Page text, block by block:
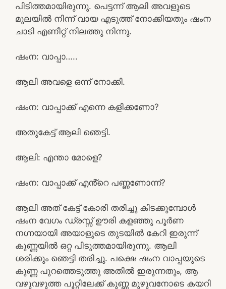
പിടിത്തമായിരുന്നു. പെട്ടന്ന് ആലി അവളുടെ
മുലയിൽ നിന്ന് വായ എടുത്ത് നോക്കിയതും ഷംന
ചാടി എണീറ്റ് നിലത്തു നിന്നു.
ഷംന: വാപ്പാ…..
ആലി അവളെ ഒന്ന് നോക്കി.
ഷംന: വാപ്പാക്ക് എന്നെ കളിക്കണോ?
അതുകേട്ട് ആലി ഞെട്ടി.
ആലി: എന്താ മോളെ?
ഷംന: വാപ്പാക്ക് എൻ്റെ പണ്ണണോന്ന്?
ആലി അത് കേട്ട് കോരി തരിച്ചു കിടക്കുമ്പോൾ
ഷംന വേഗം ഡ്രസ്സ്‌ ഊരി കളഞ്ഞു പൂർണ
നഗ്നയായി അയാളുടെ തുടയിൽ കേറി ഇരുന്ന്
കുണ്ണയിൽ ഒറ്റ പിടുത്തമായിരുന്നു. ആലി
ശരിക്കും ഞെട്ടി തരിച്ചു. പക്ഷെ ഷംന വാപ്പയുടെ
കുണ്ണ പുറത്തെടുത്തു അതിൽ ഇരുന്നതും, ആ
വഴുവഴുത്ത പൂറ്റിലേക്ക് കുണ്ണ മുഴുവനോടെ കയറി